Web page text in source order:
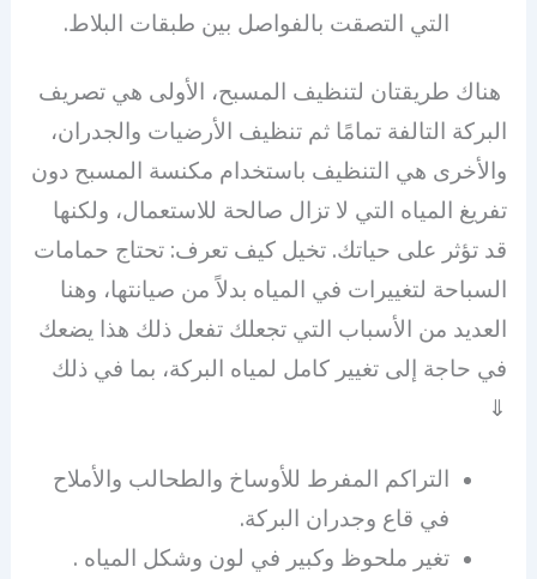
التي التصقت بالفواصل بين طبقات البلاط.
هناك طريقتان لتنظيف المسبح، الأولى هي تصريف
البركة التالفة تمامًا ثم تنظيف الأرضيات والجدران،
والأخرى هي التنظيف باستخدام مكنسة المسبح دون
تفريغ المياه التي لا تزال صالحة للاستعمال، ولكنها
قد تؤثر على حياتك. تخيل كيف تعرف: تحتاج حمامات
السباحة لتغييرات في المياه بدلاً من صيانتها، وهنا
العديد من الأسباب التي تجعلك تفعل ذلك هذا يضعك
في حاجة إلى تغيير كامل لمياه البركة، بما في ذلك
⇓
التراكم المفرط للأوساخ والطحالب والأملاح
في قاع وجدران البركة.
تغير ملحوظ وكبير في لون وشكل المياه .